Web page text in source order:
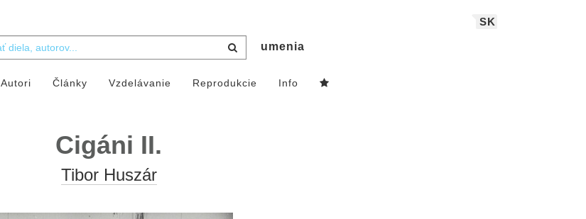
SK
umenia
Autori Články Vzdelávanie Reprodukcie Info
Cigáni II.
Tibor Huszár